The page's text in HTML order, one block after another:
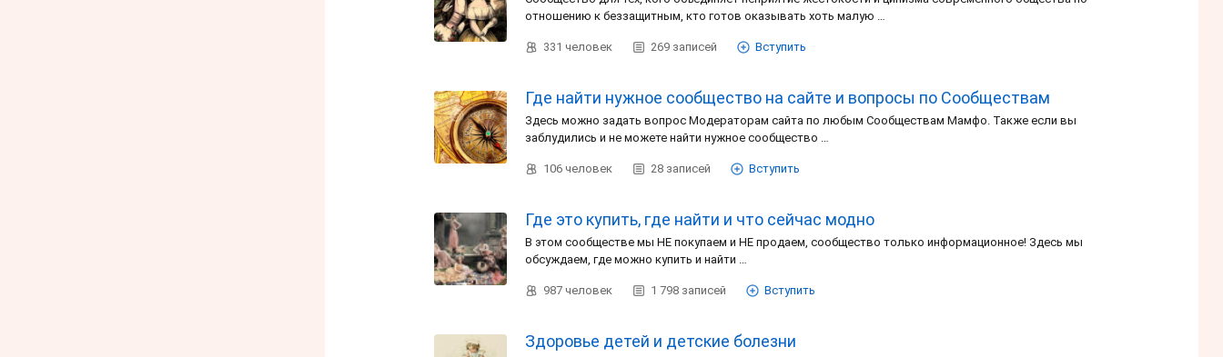
отношению к беззащитным, кто готов оказывать хоть малую …
331 человек 269 записей Вступить
Где найти нужное сообщество на сайте и вопросы по Сообществам
Здесь можно задать вопрос Модераторам сайта по любым Сообществам Мамфо. Также если вы
заблудились и не можете найти нужное сообщество …
106 человек 28 записей Вступить
Где это купить, где найти и что сейчас модно
В этом сообществе мы НЕ покупаем и НЕ продаем, сообщество только информационное! Здесь мы
обсуждаем, где можно купить и найти …
987 человек 1 798 записей Вступить
Здоровье детей и детские болезни